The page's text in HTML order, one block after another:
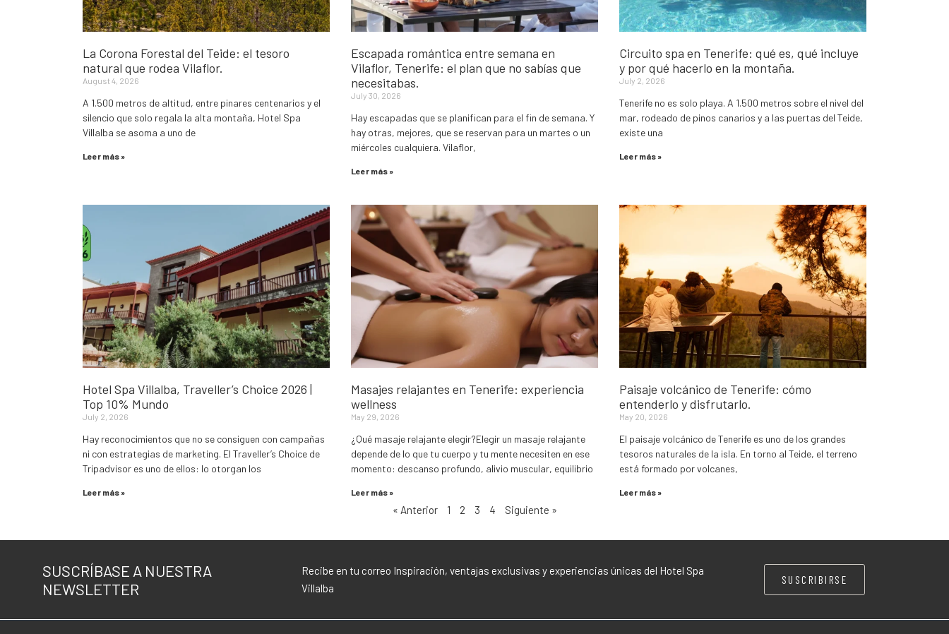
La Corona Forestal del Teide: el tesoro
natural que rodea Vilaflor.
August 4, 2026
A 1.500 metros de altitud, entre pinares centenarios y el
silencio que solo regala la alta montaña, Hotel Spa
Villalba se asoma a uno de
Leer más »
Escapada romántica entre semana en
Vilaflor, Tenerife: el plan que no sabías que
necesitabas.
July 30, 2026
Hay escapadas que se planifican para el fin de semana. Y
hay otras, mejores, que se reservan para un martes o un
miércoles cualquiera. Vilaflor,
Leer más »
Circuito spa en Tenerife: qué es, qué incluye
y por qué hacerlo en la montaña.
July 2, 2026
Tenerife no es solo playa. A 1.500 metros sobre el nivel del
mar, rodeado de pinos canarios y a las puertas del Teide,
existe una
Leer más »
Hotel Spa Villalba, Traveller’s Choice 2026 |
Top 10% Mundo
July 2, 2026
Hay reconocimientos que no se consiguen con campañas
ni con estrategias de marketing. El Traveller’s Choice de
Tripadvisor es uno de ellos: lo otorgan los
Leer más »
Masajes relajantes en Tenerife: experiencia
wellness
May 29, 2026
¿Qué masaje relajante elegir?Elegir un masaje relajante
depende de lo que tu cuerpo y tu mente necesiten en ese
momento: descanso profundo, alivio muscular, equilibrio
Leer más »
Paisaje volcánico de Tenerife: cómo
entenderlo y disfrutarlo.
May 20, 2026
El paisaje volcánico de Tenerife es uno de los grandes
tesoros naturales de la isla. En torno al Teide, el terreno
está formado por volcanes,
Leer más »
« Anterior 1 2 3 4 Siguiente »
SUSCRÍBASE A NUESTRA
NEWSLETTER
Recibe en tu correo Inspiración, ventajas exclusivas y experiencias únicas del Hotel Spa
Villalba
SUSCRIBIRSE